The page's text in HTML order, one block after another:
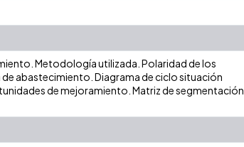
Metodología utilizada. Polaridad de los
abastecimiento. Diagrama de ciclo situación
de mejoramiento. Matriz de segmentación